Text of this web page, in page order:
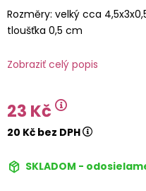
Rozměry: velký cca
tloušťka 0,5 cm
Zobraziť celý popis
23 Kč
20 Kč bez DPH
SKLADOM -